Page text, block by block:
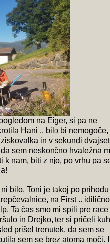
na Eiger, si pa ne
Hani .. bilo bi nemogoče,
in v sekundi dvajset
sem neskončno hvaležna
k nam, biti z njo, po vrhu pa
bilo. Toni je takoj po prihodu
na First .. idilično
Ta čas smo mi spili pre race
in Drejko, ter si pričeli
prišel trenutek, da sem se
sem se brez atoma moči.